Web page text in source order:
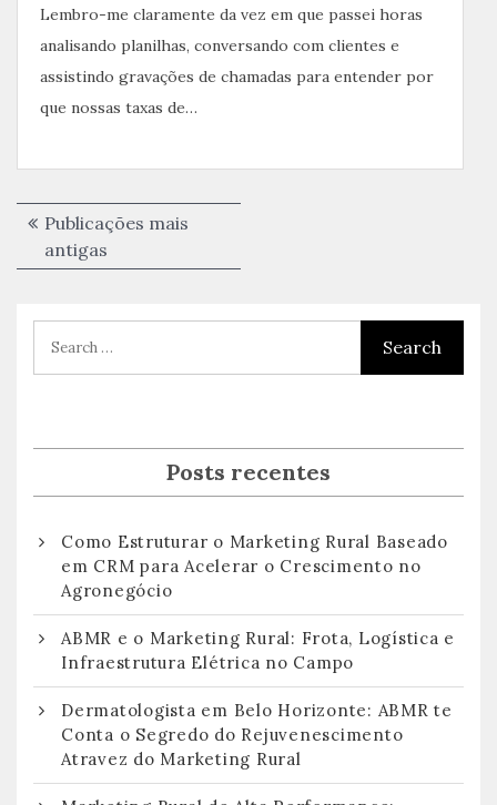
Lembro-me claramente da vez em que passei horas
analisando planilhas, conversando com clientes e
assistindo gravações de chamadas para entender por
que nossas taxas de…
Navegação
por
Publicações mais
antigas
Posts recentes
Como Estruturar o Marketing Rural Baseado
em CRM para Acelerar o Crescimento no
Agronegócio
ABMR e o Marketing Rural: Frota, Logística e
Infraestrutura Elétrica no Campo
Dermatologista em Belo Horizonte: ABMR te
Conta o Segredo do Rejuvenescimento
Atravez do Marketing Rural